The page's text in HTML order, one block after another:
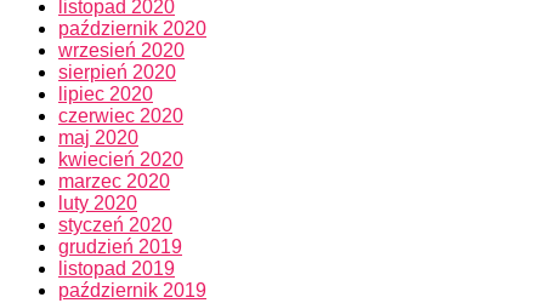
listopad 2020
październik 2020
wrzesień 2020
sierpień 2020
lipiec 2020
czerwiec 2020
maj 2020
kwiecień 2020
marzec 2020
luty 2020
styczeń 2020
grudzień 2019
listopad 2019
październik 2019